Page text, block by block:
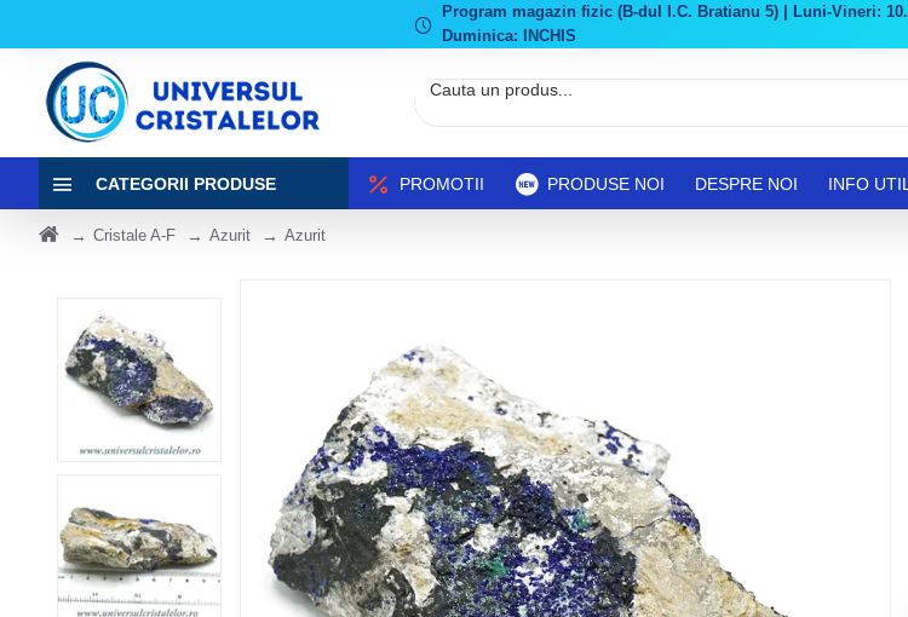
Program magazin fizic (B-dul I.C. Bratianu 5) | Luni-Vineri:
Duminica: INCHIS
CATEGORII PRODUSE PROMOTII PRODUSE NOI DESPRE NOI INFO UTIL
Cristale A-F Azurit Azurit